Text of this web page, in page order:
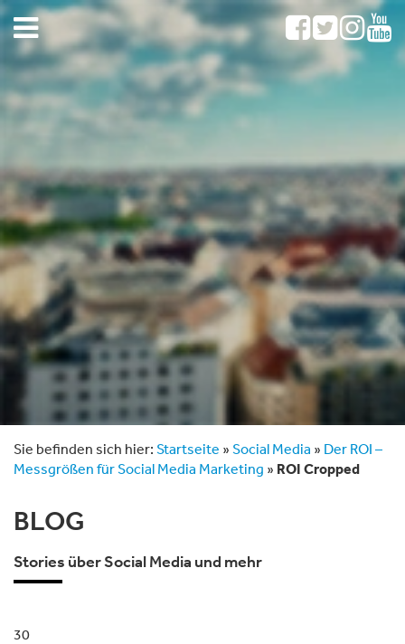
Sie befinden sich hier: Startseite » Social Media » Der ROI –
Messgrößen für Social Media Marketing » ROI Cropped
BLOG
Stories über Social Media und mehr
30